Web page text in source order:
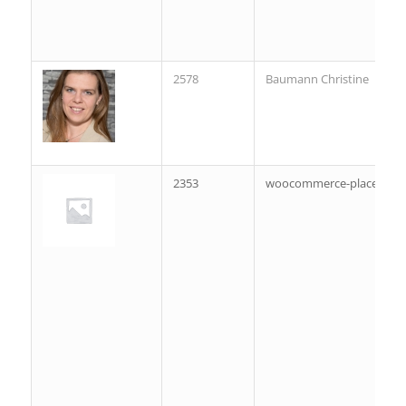
2578 Baumann Christine
2353 woocommerce-